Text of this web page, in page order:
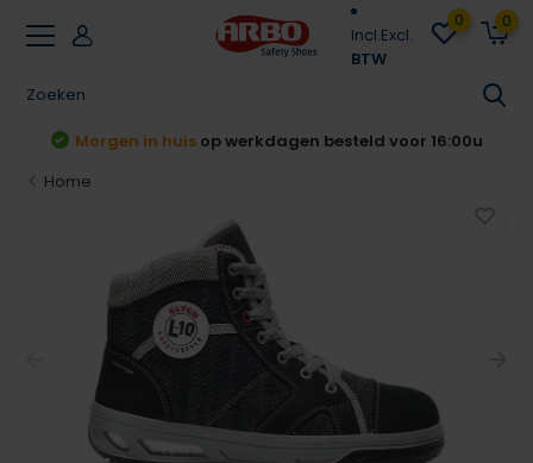
Incl.Excl.
BTW
0 0
Morgen in huis op werkdagen besteld voor 16:00u
Home